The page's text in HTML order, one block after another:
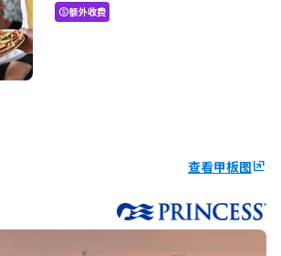
paid额外收费
查看甲板图ungroup